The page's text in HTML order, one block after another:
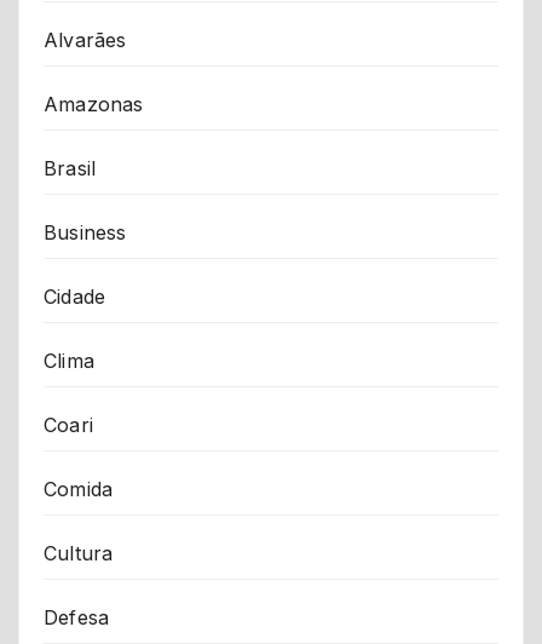
Alvarães
Amazonas
Brasil
Business
Cidade
Clima
Coari
Comida
Cultura
Defesa